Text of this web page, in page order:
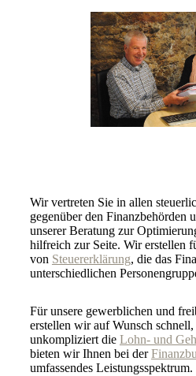
Wir vertreten Sie in allen
gegenüber den Finanzbehörden
unserer Beratung zur
hilfreich zur Seite. Wir erstellen
von Steuererklärung, die das
unterschiedlichen
Für unsere gewerblichen und
erstellen wir auf Wunsch
unkompliziert die Lohn- und
bieten wir Ihnen bei der
umfassendes Leistungsspektrum.